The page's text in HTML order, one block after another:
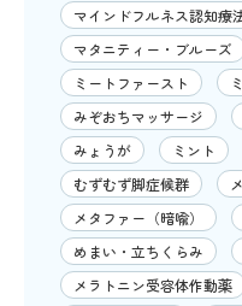
マインドフルネス認知療
マタニティー・ブルーズ
ミートファースト
みぞおちマッサージ
みょうが
ミント
むずむず脚症候群
メタファー（暗喩）
めまい・立ちくらみ
メラトニン受容体作動薬